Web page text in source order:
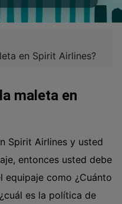
en Spirit Airlines?
maleta en
Spirit Airlines y usted
entonces usted debe
equipaje como ¿Cuánto
es la política de